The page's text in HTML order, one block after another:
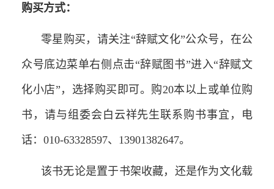
购买方式：
零星购买，请关注“辞赋文化”公众号，在公
众号底边菜单右侧点击“辞赋图书”进入“辞赋文
化小店”，选择购买即可。购20本以上或单位购
书，请与组委会白云祥先生联系购书事宜，电
话：010-63328597、13901382647。
该书无论是置于书架收藏，还是作为文化载